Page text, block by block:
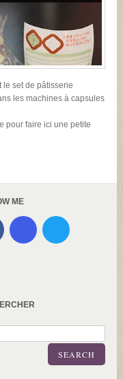
le set de pâtisserie
les machines à capsules
pour faire ici une petite
ME
SEARCH